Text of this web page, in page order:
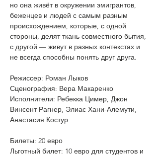
но она живёт в окружении эмигрантов,
беженцев и людей с самым разным
происхождением, которые, с одной
стороны, делят ткань совместного бытия,
с другой — живут в разных контекстах и
не всегда способны понять друг друга.
Режиссер: Роман Лыков
Сценография: Вера Макаренко
Исполнители: Ребекка Цимер, Джон
Винсент Рагнер, Элиас Хани-Алемути,
Анастасия Костур
Билеты: 20 евро
Льготный билет: 10 евро для студентов и